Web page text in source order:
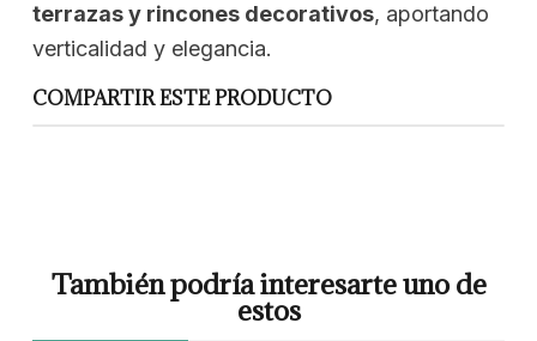
terrazas y rincones decorativos, aportando
verticalidad y elegancia.
COMPARTIR ESTE PRODUCTO
También podría interesarte uno de
estos